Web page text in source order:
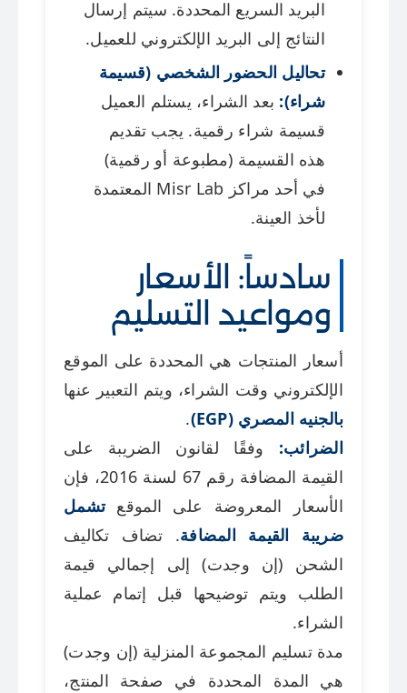
البريد السريع المحددة. سيتم إرسال
النتائج إلى البريد الإلكتروني للعميل.
تحاليل الحضور الشخصي (قسيمة
شراء): بعد الشراء، يستلم العميل
قسيمة شراء رقمية. يجب تقديم
هذه القسيمة (مطبوعة أو رقمية)
في أحد مراكز Misr Lab المعتمدة
لأخذ العينة.
سادساً: الأسعار
ومواعيد التسليم
أسعار المنتجات هي المحددة على الموقع
الإلكتروني وقت الشراء، ويتم التعبير عنها
بالجنيه المصري (EGP)
.
الضرائب: وفقًا لقانون الضريبة على
القيمة المضافة رقم 67 لسنة 2016، فإن
الأسعار المعروضة على الموقعتشمل
ضريبة القيمة المضافة. تضاف تكاليف
الشحن (إن وجدت) إلى إجمالي قيمة
الطلب ويتم توضيحها قبل إتمام عملية
الشراء.
مدة تسليم المجموعة المنزلية (إن وجدت)
هي المدة المحددة في صفحة المنتج،